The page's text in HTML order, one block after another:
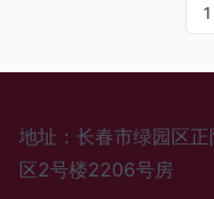
1
地址：长春市绿园区
区2号楼2206号房